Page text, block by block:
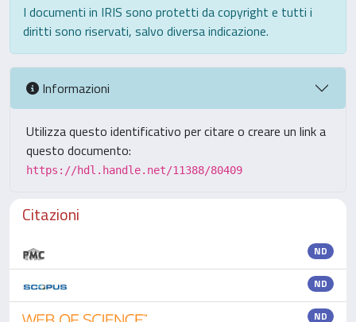
I documenti in IRIS sono protetti da copyright e tutti i
diritti sono riservati, salvo diversa indicazione.
Informazioni
Utilizza questo identificativo per citare o creare un link a
questo documento:
https://hdl.handle.net/11388/80409
Citazioni
ND
ND
ND